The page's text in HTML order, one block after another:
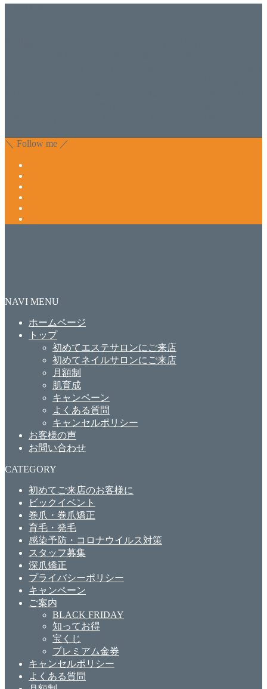
＼ Follow me ／
NAVI MENU
ホームページ
トップ
初めてエステサロンにご来店
初めてネイルサロンにご来店
月額制
肌育成
キャンペーン
よくある質問
キャンセルポリシー
お客様の声
お問い合わせ
CATEGORY
初めてご来店のお客様に
ビックイベント
巻爪・巻爪矯正
育毛・発毛
感染予防・コロナウイルス対策
スタッフ募集
深爪矯正
プライバシーポリシー
キャンペーン
ご案内
BLACK FRIDAY
知ってお得
宝くじ
プレミアム金券
キャンセルポリシー
よくある質問